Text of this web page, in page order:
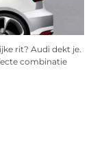
rit? Audi dekt je.
combinatie